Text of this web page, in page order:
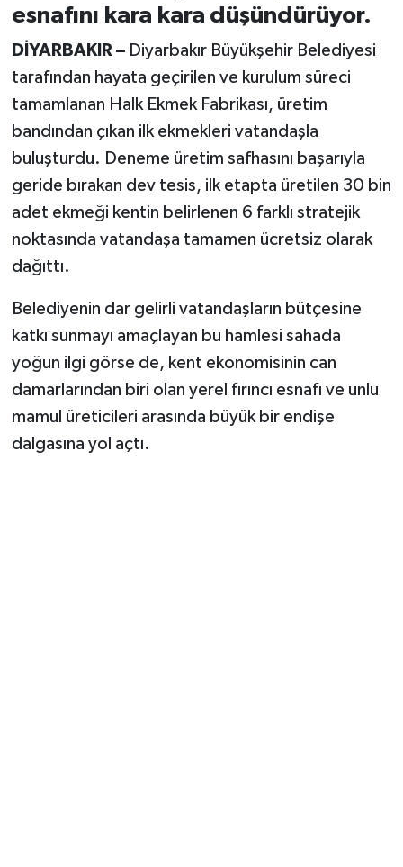
esnafını kara kara düşündürüyor.
DİYARBAKIR –Diyarbakır Büyükşehir Belediyesi
tarafından hayata geçirilen ve kurulum süreci
tamamlanan Halk Ekmek Fabrikası, üretim
bandından çıkan ilk ekmekleri vatandaşla
buluşturdu. Deneme üretim safhasını başarıyla
geride bırakan dev tesis, ilk etapta üretilen 30 bin
adet ekmeği kentin belirlenen 6 farklı stratejik
noktasında vatandaşa tamamen ücretsiz olarak
dağıttı.
Belediyenin dar gelirli vatandaşların bütçesine
katkı sunmayı amaçlayan bu hamlesi sahada
yoğun ilgi görse de, kent ekonomisinin can
damarlarından biri olan yerel fırıncı esnafı ve unlu
mamul üreticileri arasında büyük bir endişe
dalgasına yol açtı.